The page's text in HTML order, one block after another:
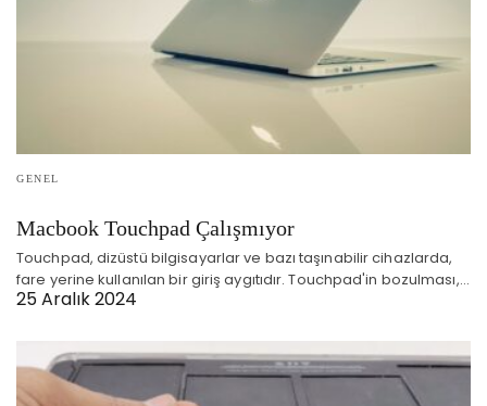
GENEL
Macbook Touchpad Çalışmıyor
Touchpad, dizüstü bilgisayarlar ve bazı taşınabilir cihazlarda,
fare yerine kullanılan bir giriş aygıtıdır. Touchpad'in bozulması,…
25 Aralık 2024